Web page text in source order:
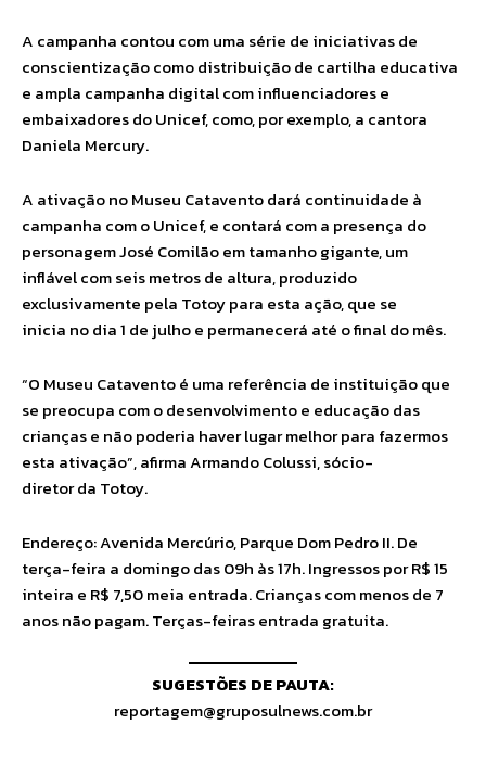
A campanha contou com uma série de iniciativas de
conscientização como distribuição de cartilha educativa
e ampla campanha digital com influenciadores e
embaixadores do Unicef, como, por exemplo, a cantora
Daniela Mercury.
A ativação no Museu Catavento dará continuidade à
campanha com o Unicef, e contará com a presença do
personagem José Comilão em tamanho gigante, um
inflável com seis metros de altura, produzido
exclusivamente pela Totoy para esta ação, que se
inicia no dia 1 de julho e permanecerá até o final do mês.
“O Museu Catavento é uma referência de instituição que
se preocupa com o desenvolvimento e educação das
crianças e não poderia haver lugar melhor para fazermos
esta ativação”, afirma Armando Colussi, sócio-
diretor da Totoy.
Endereço: Avenida Mercúrio, Parque Dom Pedro II. De
terça-feira a domingo das 09h às 17h. Ingressos por R$ 15
inteira e R$ 7,50 meia entrada. Crianças com menos de 7
anos não pagam. Terças-feiras entrada gratuita.
SUGESTÕES DE PAUTA:
reportagem@gruposulnews.com.br